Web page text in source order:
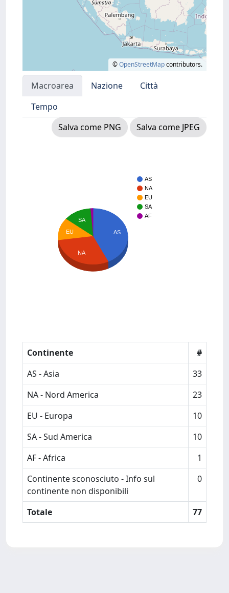
©OpenStreetMapcontributors.
Macroarea Nazione
Città
Tempo
Salva come PNG
Salva come JPEG
AS
NA
EU
SA
AF
AS
SA
EU
NA
Continente
#
AS - Asia
33
NA - Nord America
23
EU - Europa
10
SA - Sud America
10
AF - Africa
1
Continente sconosciuto - Info sul
continente non disponibili
0
Totale 77